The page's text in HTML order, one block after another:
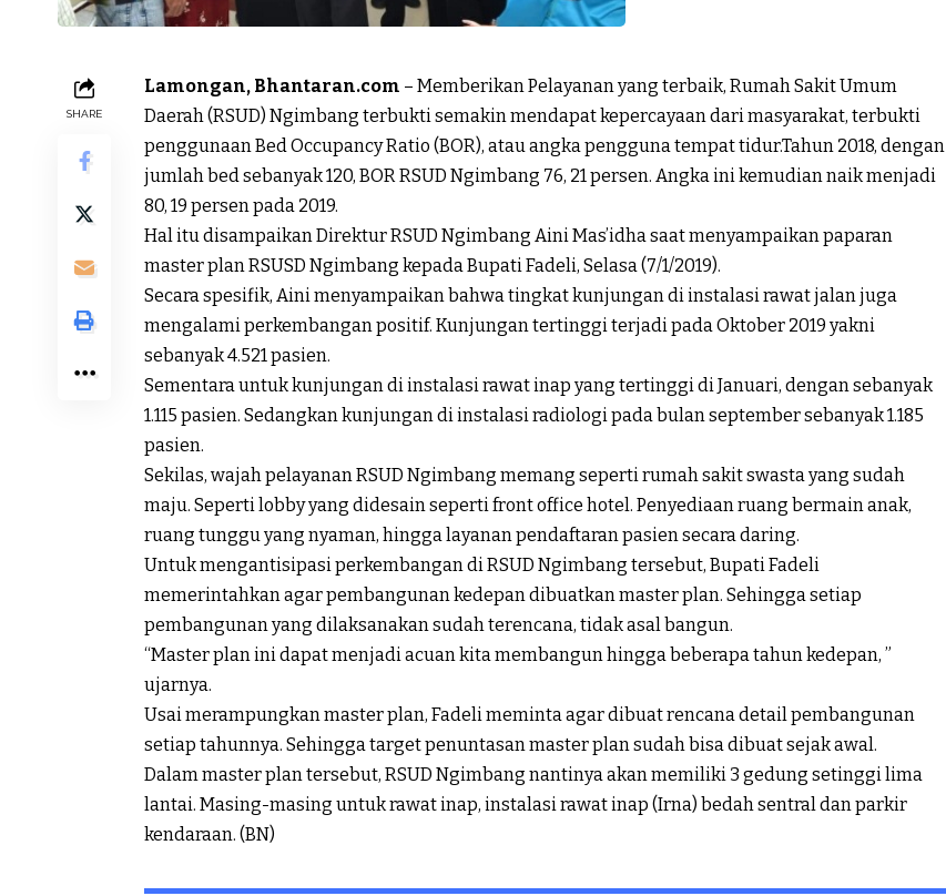
SHARE
Lamongan, Bhantaran.com – Memberikan Pelayanan yang terbaik, Rumah Sakit Umum
Daerah (RSUD) Ngimbang terbukti semakin mendapat kepercayaan dari masyarakat, terbukti
penggunaan Bed Occupancy Ratio (BOR), atau angka pengguna tempat tidur.Tahun 2018, dengan
jumlah bed sebanyak 120, BOR RSUD Ngimbang 76, 21 persen. Angka ini kemudian naik menjadi
80, 19 persen pada 2019.
Hal itu disampaikan Direktur RSUD Ngimbang Aini Mas’idha saat menyampaikan paparan
master plan RSUSD Ngimbang kepada Bupati Fadeli, Selasa (7/1/2019).
Secara spesifik, Aini menyampaikan bahwa tingkat kunjungan di instalasi rawat jalan juga
mengalami perkembangan positif. Kunjungan tertinggi terjadi pada Oktober 2019 yakni
sebanyak 4.521 pasien.
Sementara untuk kunjungan di instalasi rawat inap yang tertinggi di Januari, dengan sebanyak
1.115 pasien. Sedangkan kunjungan di instalasi radiologi pada bulan september sebanyak 1.185
pasien.
Sekilas, wajah pelayanan RSUD Ngimbang memang seperti rumah sakit swasta yang sudah
maju. Seperti lobby yang didesain seperti front office hotel. Penyediaan ruang bermain anak,
ruang tunggu yang nyaman, hingga layanan pendaftaran pasien secara daring.
Untuk mengantisipasi perkembangan di RSUD Ngimbang tersebut, Bupati Fadeli
memerintahkan agar pembangunan kedepan dibuatkan master plan. Sehingga setiap
pembangunan yang dilaksanakan sudah terencana, tidak asal bangun.
“Master plan ini dapat menjadi acuan kita membangun hingga beberapa tahun kedepan, ”
ujarnya.
Usai merampungkan master plan, Fadeli meminta agar dibuat rencana detail pembangunan
setiap tahunnya. Sehingga target penuntasan master plan sudah bisa dibuat sejak awal.
Dalam master plan tersebut, RSUD Ngimbang nantinya akan memiliki 3 gedung setinggi lima
lantai. Masing-masing untuk rawat inap, instalasi rawat inap (Irna) bedah sentral dan parkir
kendaraan. (BN)